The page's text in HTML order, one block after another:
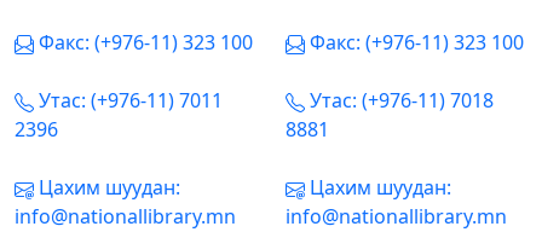
Факс: (+976-11) 323 100
Утас: (+976-11) 7011
2396
Цахим шуудан:
info@nationallibrary.mn
Факс: (+976-11) 323 100
Утас: (+976-11) 7018
8881
Цахим шуудан:
info@nationallibrary.mn